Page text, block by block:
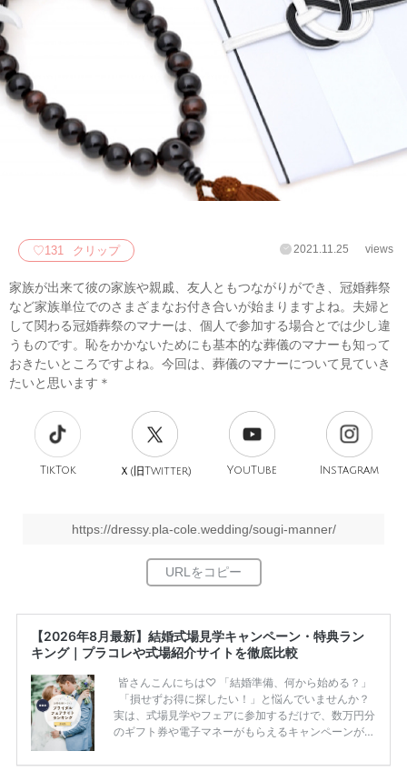
♡131 クリップ 2021.11.25 views
家族が出来て彼の家族や親戚、友人ともつながりができ、冠婚葬祭
など家族単位でのさまざまなお付き合いが始まりますよね。夫婦と
して関わる冠婚葬祭のマナーは、個人で参加する場合とでは少し違
うものです。恥をかかないためにも基本的な葬儀のマナーも知って
おきたいところですよね。今回は、葬儀のマナーについて見ていき
たいと思います＊
TikTok Ｘ(旧Twitter) YouTube Instagram
https://dressy.pla-cole.wedding/sougi-manner/
【2026年8月最新】結婚式場見学キャンペーン・特典ラン
キング｜プラコレや式場紹介サイトを徹底比較
皆さんこんにちは♡ 「結婚準備、何から始める？」
「損せずお得に探したい！」と悩んでいませんか？
実は、式場見学やフェアに参加するだけで、数万円分
のギフト券や電子マネーがもらえるキャンペーンがあ
ため、比較せずに選ぶと損をしてしまうことも……。